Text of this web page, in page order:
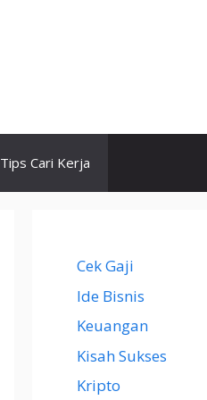
Tips Cari Kerja
Cek Gaji
Ide Bisnis
Keuangan
Kisah Sukses
Kripto